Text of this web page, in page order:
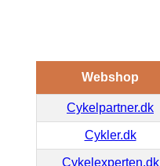
Webshop
Cykelpartner.dk
Cykler.dk
Cykelexperten.dk